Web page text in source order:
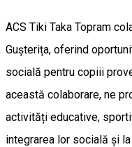
ACS Tiki Taka Topram
Gușterița, oferind
socială pentru copiii
această colaborare, ne
activități educative,
integrarea lor socială și